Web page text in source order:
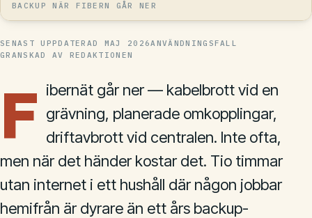
BACKUP NÄR FIBERN GÅR NER
SENAST UPPDATERAD MAJ 2026ANVÄNDNINGSFALL
GRANSKAD AV REDAKTIONEN
F ibernät går ner — kabelbrott vid en
grävning, planerade omkopplingar,
driftavbrott vid centralen. Inte ofta,
men när det händer kostar det. Tio timmar
utan internet i ett hushåll där någon jobbar
hemifrån är dyrare än ett års backup-